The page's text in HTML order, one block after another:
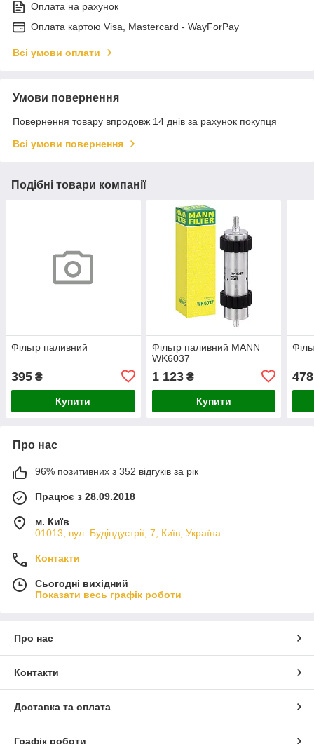
Оплата на рахунок
Оплата картою Visa, Mastercard - WayForPay
Всі умови оплати
Умови повернення
Повернення товару впродовж 14 днів за рахунок покупця
Всі умови повернення
Подібні товари компанії
Фільтр паливний
395 ₴
Купити
Фільтр паливний MANN
WK6037
1 123₴
Купити
478
Про нас
96% позитивних з 352 відгуків за рік
Працює з 28.09.2018
м. Київ
01013, вул. Будіндустрії, 7, Київ, Україна
Контакти
Сьогодні вихідний
Показати весь графік роботи
Про нас
Контакти
Доставка та оплата
Графік роботи